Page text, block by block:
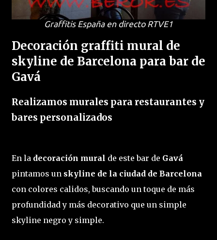
Graffitis España en directo RTVE1
Decoración graffiti mural de
skyline de Barcelona para bar de
Gavá
Realizamos murales para restaurantes y
bares personalizados
En la decoración mural de este bar de Gavá
pintamos un skyline de la ciudad de Barcelona
con colores calidos, buscando un toque de más
profundidad y más decorativo que un simple
skyline negro y simple.